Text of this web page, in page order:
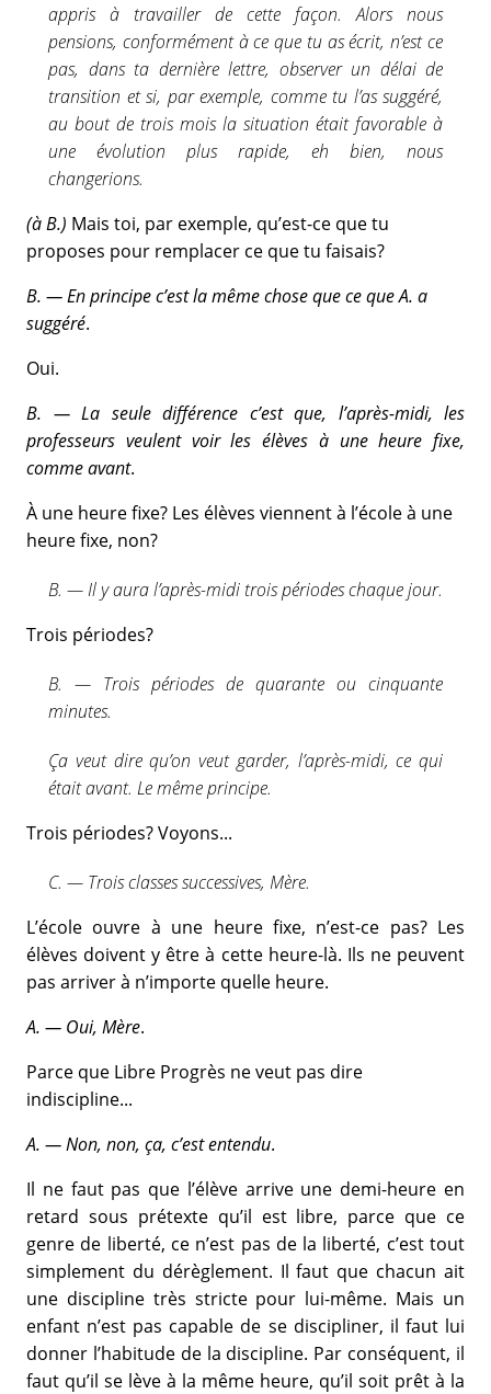
appris à travailler de cette façon. Alors nous
pensions, conformément à ce que tu as écrit, n’est ce
pas, dans ta dernière lettre, observer un délai de
transition et si, par exemple, comme tu l’as suggéré,
au bout de trois mois la situation était favorable à
une évolution plus rapide, eh bien, nous
changerions.
(à B.) Mais toi, par exemple, qu’est-ce que tu
proposes pour remplacer ce que tu faisais?
B. — En principe c’est la même chose que ce que A. a
suggéré.
Oui.
B. — La seule différence c’est que, l’après-midi, les
professeurs veulent voir les élèves à une heure fixe,
comme avant.
À une heure fixe? Les élèves viennent à l’école à une
heure fixe, non?
B. — Il y aura l’après-midi trois périodes chaque jour.
Trois périodes?
B. — Trois périodes de quarante ou cinquante
minutes.
Ça veut dire qu’on veut garder, l’après-midi, ce qui
était avant. Le même principe.
Trois périodes? Voyons...
C. — Trois classes successives, Mère.
L’école ouvre à une heure fixe, n’est-ce pas? Les
élèves doivent y être à cette heure-là. Ils ne peuvent
pas arriver à n’importe quelle heure.
A. — Oui, Mère.
Parce que Libre Progrès ne veut pas dire
indiscipline...
A. — Non, non, ça, c’est entendu.
Il ne faut pas que l’élève arrive une demi-heure en
retard sous prétexte qu’il est libre, parce que ce
genre de liberté, ce n’est pas de la liberté, c’est tout
simplement du dérèglement. Il faut que chacun ait
une discipline très stricte pour lui-même. Mais un
enfant n’est pas capable de se discipliner, il faut lui
donner l’habitude de la discipline. Par conséquent, il
faut qu’il se lève à la même heure, qu’il soit prêt à la